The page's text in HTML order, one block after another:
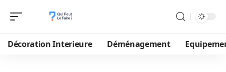
Décoration Interieure Déménagement